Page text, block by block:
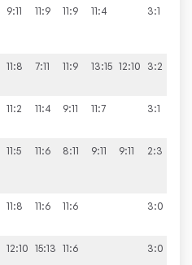
9:11 11:9 11:9 11:4 3:1
11:8 7:11 11:9 13:15 12:10 3:2
11:2 11:4 9:11 11:7 3:1
11:5 11:6 8:11 9:11 9:11 2:3
11:8 11:6 11:6 3:0
12:10 15:13 11:6 3:0